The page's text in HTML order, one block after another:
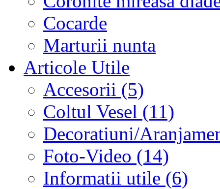
Cocarde
Marturii nunta
Articole Utile
Accesorii (5)
Coltul Vesel (11)
Decoratiuni/
Foto-Video (14)
Informatii utile (6)